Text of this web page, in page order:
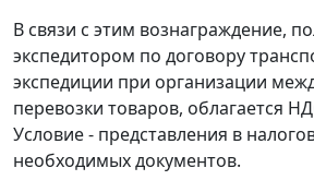
В связи с этим вознаграждение,
экспедитором по договору
экспедиции при организации
перевозки товаров, облагается
Условие - представления в
необходимых документов.